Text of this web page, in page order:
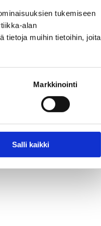
tukemiseen
alan
tietoja muihin tietoihin, joita
Markkinointi
Salli kaikki